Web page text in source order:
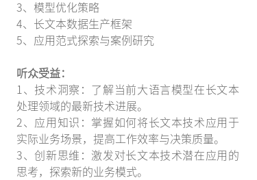
3、模型优化策略
4、长文本数据生产框架
5、应用范式探索与案例研究
听众受益：
1、技术洞察：了解当前大语言模型在长文本
处理领域的最新技术进展。
2、应用知识：掌握如何将长文本技术应用于
实际业务场景，提高工作效率与决策质量。
3、创新思维：激发对长文本技术潜在应用的
思考，探索新的业务模式。